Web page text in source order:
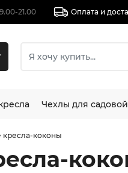
21.00 Оплата и
Чехлы для
коконы